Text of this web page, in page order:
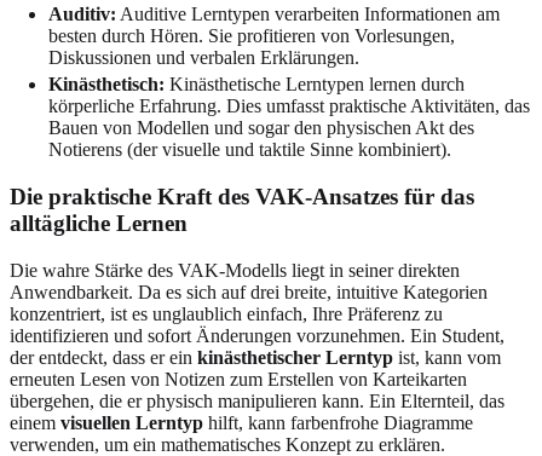
Auditiv: Auditive Lerntypen verarbeiten Informationen am
besten durch Hören. Sie profitieren von Vorlesungen,
Diskussionen und verbalen Erklärungen.
Kinästhetisch: Kinästhetische Lerntypen lernen durch
körperliche Erfahrung. Dies umfasst praktische Aktivitäten, das
Bauen von Modellen und sogar den physischen Akt des
Notierens (der visuelle und taktile Sinne kombiniert).
Die praktische Kraft des VAK-Ansatzes für das
alltägliche Lernen
Die wahre Stärke des VAK-Modells liegt in seiner direkten
Anwendbarkeit. Da es sich auf drei breite, intuitive Kategorien
konzentriert, ist es unglaublich einfach, Ihre Präferenz zu
identifizieren und sofort Änderungen vorzunehmen. Ein Student,
der entdeckt, dass er ein kinästhetischer Lerntyp ist, kann vom
erneuten Lesen von Notizen zum Erstellen von Karteikarten
übergehen, die er physisch manipulieren kann. Ein Elternteil, das
einem visuellen Lerntyp hilft, kann farbenfrohe Diagramme
verwenden, um ein mathematisches Konzept zu erklären.